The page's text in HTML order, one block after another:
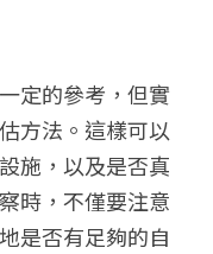
定的參考，但實
方法。這樣可以
施，以及是否真
時，不僅要注意
是否有足夠的自